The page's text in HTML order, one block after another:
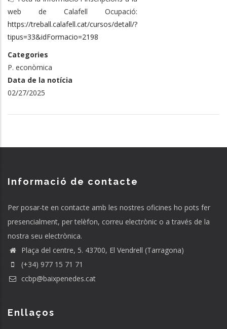
web de Calafell Ocupació:
https://treball.calafell.cat/cursos/detall/?
tipus=33&idFormacio=2198
Categories
P. econòmica
Data de la notícia
02/27/2025
Informació de contacte
Per posar-te en contacte amb les nostres oficines ho pots fer
presencialment, per telèfon, correu electrònic o a través de la
nostra seu electrònica.
Plaça del centre, 5. 43700, El Vendrell (Tarragona)
(+34) 977 15 71 71
ccbp@baixpenedes.cat
Enllaços